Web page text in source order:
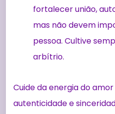
fortalecer união,
mas não devem
pessoa. Cultive
arbítrio.
Cuide da energia do
autenticidade e